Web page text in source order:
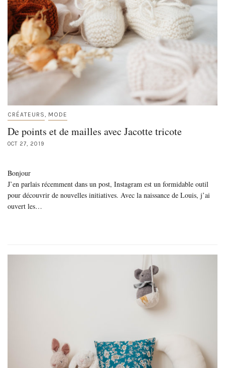
CRÉATEURS MODE
De points et de mailles avec Jacotte tricote
OCT 27, 2019
Bonjour
J’en parlais récemment dans un post, Instagram est un formidable outil
pour découvrir de nouvelles initiatives. Avec la naissance de Louis, j’ai
ouvert les…